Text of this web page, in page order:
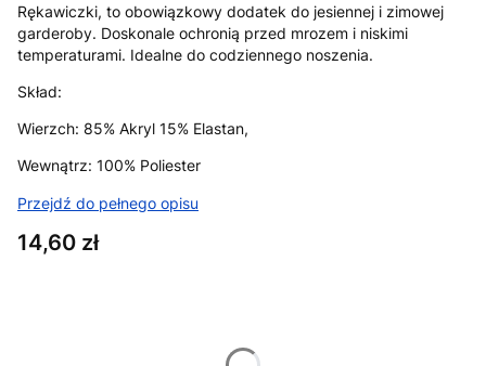
Rękawiczki, to obowiązkowy dodatek do jesiennej i zimowej
garderoby. Doskonale ochronią przed mrozem i niskimi
temperaturami. Idealne do codziennego noszenia.
Skład:
Wierzch: 85% Akryl 15% Elastan,
Wewnątrz: 100% Poliester
Przejdź do pełnego opisu
Cena
14,60 zł